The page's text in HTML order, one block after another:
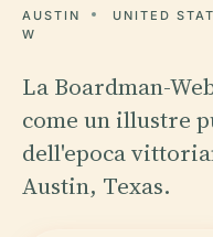
AUSTIN UNITED
W
La Boardman-
come un illustre
dell'epoca
Austin, Texas.